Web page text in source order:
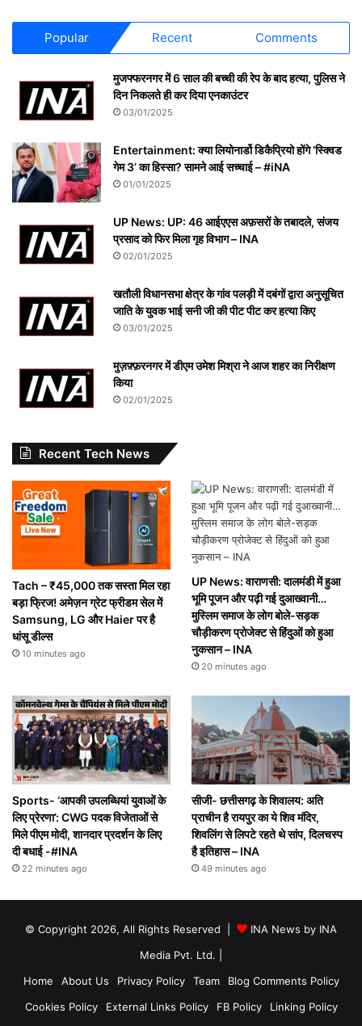
Popular Recent Comments
मुजफ्फरनगर में 6 साल की बच्ची की रेप के बाद हत्या, पुलिस ने
दिन निकलते ही कर दिया एनकाउंटर
03/01/2025
Entertainment: क्या लियोनार्डो डिकैप्रियो होंगे ‘स्क्विड
गेम 3’ का हिस्सा? सामने आई सच्चाई – #iNA
01/01/2025
UP News: UP: 46 आईएएस अफ़सरों के तबादले, संजय
प्रसाद को फिर मिला गृह विभाग – INA
02/01/2025
खतौली विधानसभा क्षेत्र के गांव पलड़ी में दबंगों द्वारा अनुसूचित
जाति के युवक भाई सनी जी की पीट पीट कर हत्या किए
03/01/2025
मुज़फ़्फ़रनगर में डीएम उमेश मिश्रा ने आज शहर का निरीक्षण
किया
02/01/2025
Recent Tech News
Tach – ₹45,000 तक सस्ता मिल रहा
बड़ा फ्रिज! अमेज़न ग्रेट फ्रीडम सेल में
Samsung, LG और Haier पर है
धांसू डील्स
10 minutes ago
UP News: वाराणसी: दालमंडी में हुआ
भूमि पूजन और पढ़ी गई दुआख्वानी…
मुस्लिम समाज के लोग बोले-सड़क
चौड़ीकरण प्रोजेक्ट से हिंदुओं को हुआ
नुकसान – INA
20 minutes ago
Sports- ‘आपकी उपलब्धियां युवाओं के
लिए प्रेरणा’: CWG पदक विजेताओं से
मिले पीएम मोदी, शानदार प्रदर्शन के लिए
दी बधाई -#INA
22 minutes ago
सीजी- छत्तीसगढ़ के शिवालय: अति
प्राचीन है रायपुर का ये शिव मंदिर,
शिवलिंग से लिपटे रहते थे सांप, दिलचस्प
है इतिहास – INA
49 minutes ago
© Copyright 2026, All Rights Reserved |
INA News by INA
Media Pvt. Ltd.
Home
About Us Privacy Policy Team
Blog Comments Policy
Cookies Policy
External Links Policy FB Policy Linking Policy